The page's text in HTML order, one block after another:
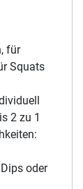
für
Squats
2 zu 1
oder